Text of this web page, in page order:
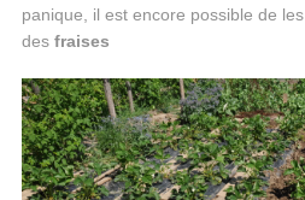
panique, il est encore possible de les
des fraises